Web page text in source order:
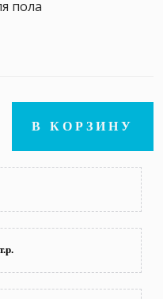
пола
В КОРЗИНУ